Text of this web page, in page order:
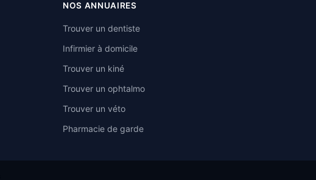
NOS ANNUAIRES
Trouver un dentiste
Infirmier à domicile
Trouver un kiné
Trouver un ophtalmo
Trouver un véto
Pharmacie de garde